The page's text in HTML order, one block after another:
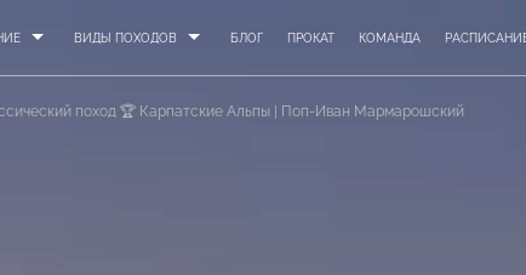
ВИДЫ ПОХОДОВ БЛОГ ПРОКАТ КОМАНДА
поход 🏆 Карпатские Альпы | Поп-Иван Мармарошский